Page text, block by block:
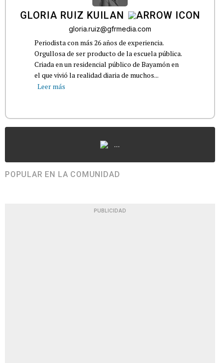
GLORIA RUIZ KUILAN
gloria.ruiz@gfrmedia.com
Periodista con más 26 años de experiencia.
Orgullosa de ser producto de la escuela pública.
Criada en un residencial público de Bayamón en
el que vivió la realidad diaria de muchos...
Leer más
...
POPULAR EN LA COMUNIDAD
PUBLICIDAD